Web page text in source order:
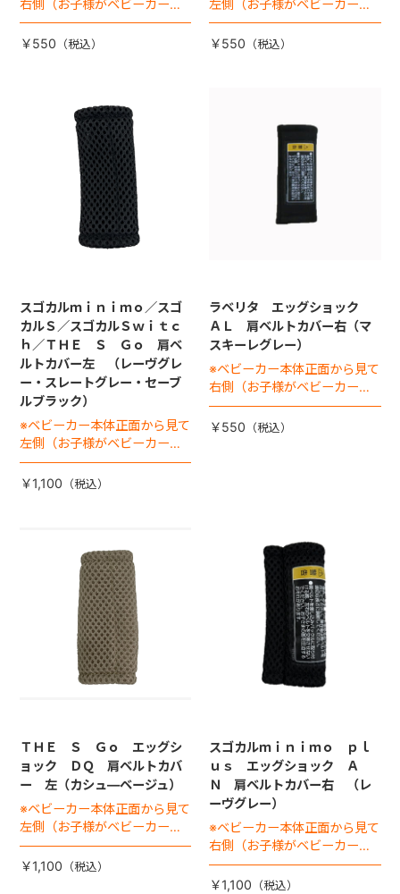
右側（お子様がベビーカーに
座った状態で左手側となりま
す）
￥550
左側（お子様がベビーカーに
座った状態で右手側となりま
す）
￥550
スゴカルｍｉｎｉｍｏ／スゴ
カルＳ／スゴカルＳｗｉｔｃ
ｈ／ＴＨＥ Ｓ Ｇｏ 肩ベ
ルトカバー左 （レーヴグレ
ー・スレートグレー・セーブ
ルブラック）
※ベビーカー本体正面から見て
左側（お子様がベビーカーに
座った状態で右手側となりま
す）
￥1,100
ラベリタ エッグショック
ＡＬ 肩ベルトカバー右（マ
スキーレグレー）
※ベビーカー本体正面から見て
右側（お子様がベビーカーに
座った状態で左手側となりま
す）
￥550
ＴＨＥ Ｓ Ｇｏ エッグシ
ョック ＤＱ 肩ベルトカバ
ー 左（カシュ―ベージュ）
※ベビーカー本体正面から見て
左側（お子様がベビーカーに
座った状態で右手側となりま
す）
￥1,100
スゴカルｍｉｎｉｍｏ ｐｌ
ｕｓ エッグショック Ａ
Ｎ 肩ベルトカバー右 （レ
ーヴグレー）
※ベビーカー本体正面から見て
右側（お子様がベビーカーに
座った状態で左手側となりま
す）
￥1,100